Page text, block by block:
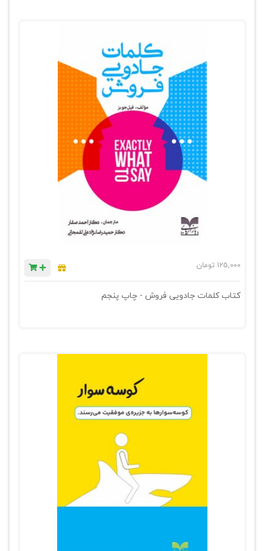
125,000 تومان
کتاب کلمات جادویی فروش - چاپ پنجم